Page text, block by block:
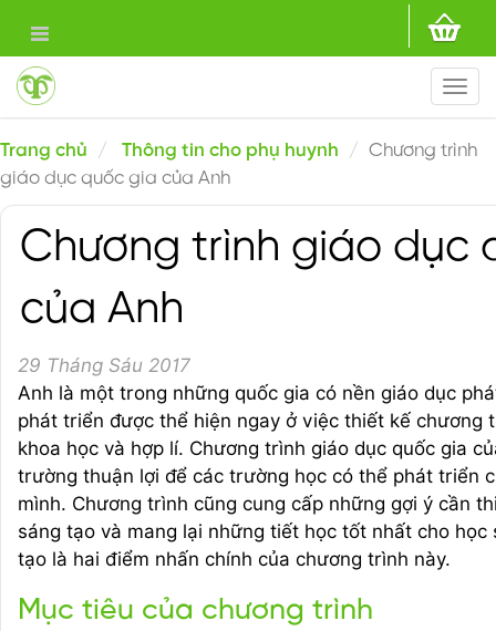
Trang chủ Thông tin cho phụ huynh
Chương trình
giáo dục quốc gia của Anh
Chương trình giáo dục
của Anh
29 Tháng Sáu 2017
Anh là một trong những quốc gia có nền giáo dục
phát triển được thể hiện ngay ở việc thiết kế chương
khoa học và hợp lí. Chương trình giáo dục quốc gia
trường thuận lợi để các trường học có thể phát triển
mình. Chương trình cũng cung cấp những gợi ý cần
sáng tạo và mang lại những tiết học tốt nhất cho học
tạo là hai điểm nhấn chính của chương trình này.
Mục tiêu của chương trình